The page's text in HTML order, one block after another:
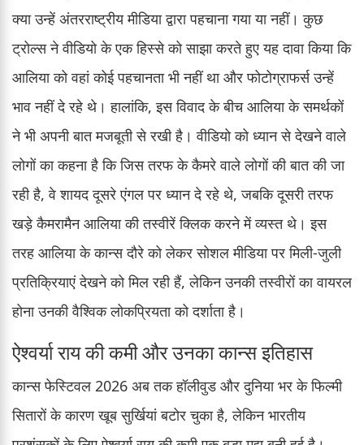
क्या उन्हें अंतरराष्ट्रीय मीडिया द्वारा पहचाना गया या नहीं। कुछ
ट्रोल्स ने वीडियो के एक हिस्से को साझा करते हुए यह दावा किया कि
आलिया को वहां कोई पहचानता भी नहीं था और फोटोग्राफर्स उन्हें
भाव नहीं दे रहे थे। हालांकि, इस विवाद के बीच आलिया के समर्थकों
ने भी अपनी बात मजबूती से रखी है। वीडियो को ध्यान से देखने वाले
लोगों का कहना है कि जिस तरफ के कैमरे वाले लोगों की बात की जा
रही है, वे शायद दूसरे एंगल पर ध्यान दे रहे थे, जबकि दूसरी तरफ
खड़े कैमरामैन आलिया की तस्वीरें क्लिक करने में व्यस्त थे। इस
तरह आलिया के कान्स दौरे को लेकर सोशल मीडिया पर मिली-जुली
प्रतिक्रियाएं देखने को मिल रही हैं, लेकिन उनकी तस्वीरों का वायरल
होना उनकी वैश्विक लोकप्रियता को दर्शाता है।
ऐश्वर्या राय की कमी और उनका कान्स इतिहास
कान्स फेस्टिवल 2026 अब तक हॉलीवुड और दुनिया भर के फिल्मी
सितारों के कारण खूब सुर्खियां बटोर चुका है, लेकिन भारतीय